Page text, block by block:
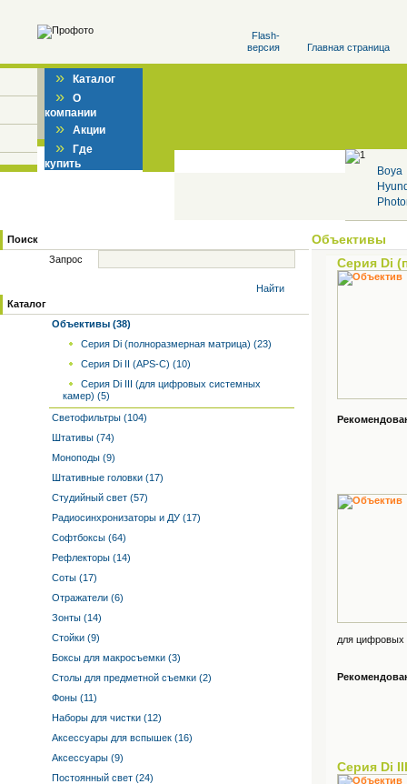
Flash-
версия
Главная страница
» Каталог
» О
компании
» Акции
» Где
купить
Boya
Поиск
Запрос
Найти
Каталог
Объективы (38)
Серия Di (полноразмерная матрица) (23)
Серия Di II (APS-C) (10)
Серия Di III (для цифровых системных
камер) (5)
Светофильтры (104)
Штативы (74)
Моноподы (9)
Штативные головки (17)
Студийный свет (57)
Радиосинхронизаторы и ДУ (17)
Софтбоксы (64)
Рефлекторы (14)
Соты (17)
Отражатели (6)
Зонты (14)
Стойки (9)
Боксы для макросъемки (3)
Столы для предметной съемки (2)
Фоны (11)
Наборы для чистки (12)
Аксессуары для вспышек (16)
Аксессуары (9)
Постоянный свет (24)
Объективы
Серия Di
для цифровых
Серия Di